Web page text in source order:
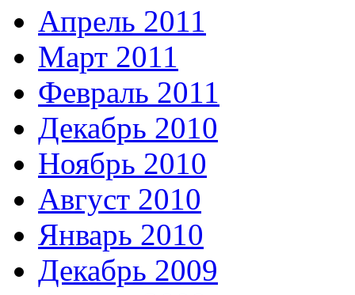
Апрель 2011
Март 2011
Февраль 2011
Декабрь 2010
Ноябрь 2010
Август 2010
Январь 2010
Декабрь 2009